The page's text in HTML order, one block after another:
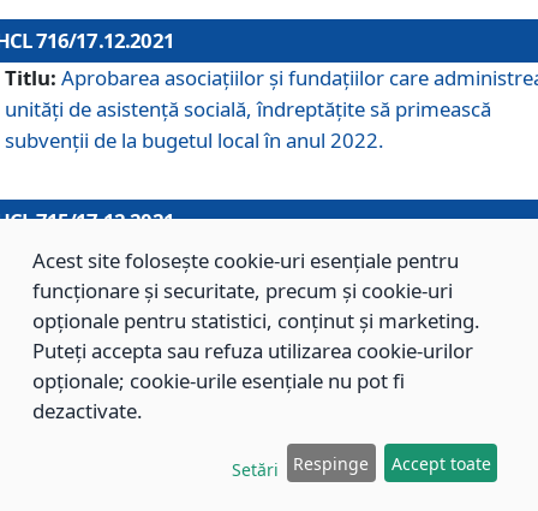
716/17.12.2021
Titlu: Aprobarea asociaţiilor şi fundaţiilor care
unităţi de asistenţă socială, îndreptăţite să primească
subvenţii de la bugetul local în anul 2022.
715/17.12.2021
Titlu: Aprobarea Planului de acţiuni sau lucrări de interes
local pentru anul 2022.
714/17.12.2021
Titlu: Modificarea Anexei la H.C.L. nr. 709/2020 privind
aprobarea Regulamentului de Organizare şi Funcţionare
Direcţiei de Asistenţă Socială Braşov.
Acest site folosește cookie-uri esențiale pentru
funcționare și securitate, precum și cookie-uri
opționale pentru statistici, conținut și marketing.
Puteți accepta sau refuza utilizarea cookie-urilor
opționale; cookie-urile esențiale nu pot fi
dezactivate.
Setări Respinge Accept toate